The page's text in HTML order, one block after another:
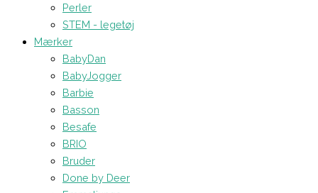
Perler
STEM - legetøj
Mærker
BabyDan
BabyJogger
Barbie
Basson
Besafe
BRIO
Bruder
Done by Deer